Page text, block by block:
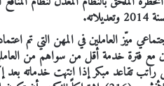
ميّز العاملين في المهن التي تم
مع فترة خدمة أقل من سواهم من